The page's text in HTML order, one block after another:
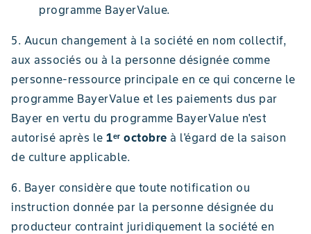
programme BayerValue.
5. Aucun changement à la société en nom collectif,
aux associés ou à la personne désignée comme
personne-ressource principale en ce qui concerne le
programme BayerValue et les paiements dus par
Bayer en vertu du programme BayerValue n'est
autorisé après le 1ᵉʳ octobre à l'égard de la saison
de culture applicable.
6. Bayer considère que toute notification ou
instruction donnée par la personne désignée du
producteur contraint juridiquement la société en